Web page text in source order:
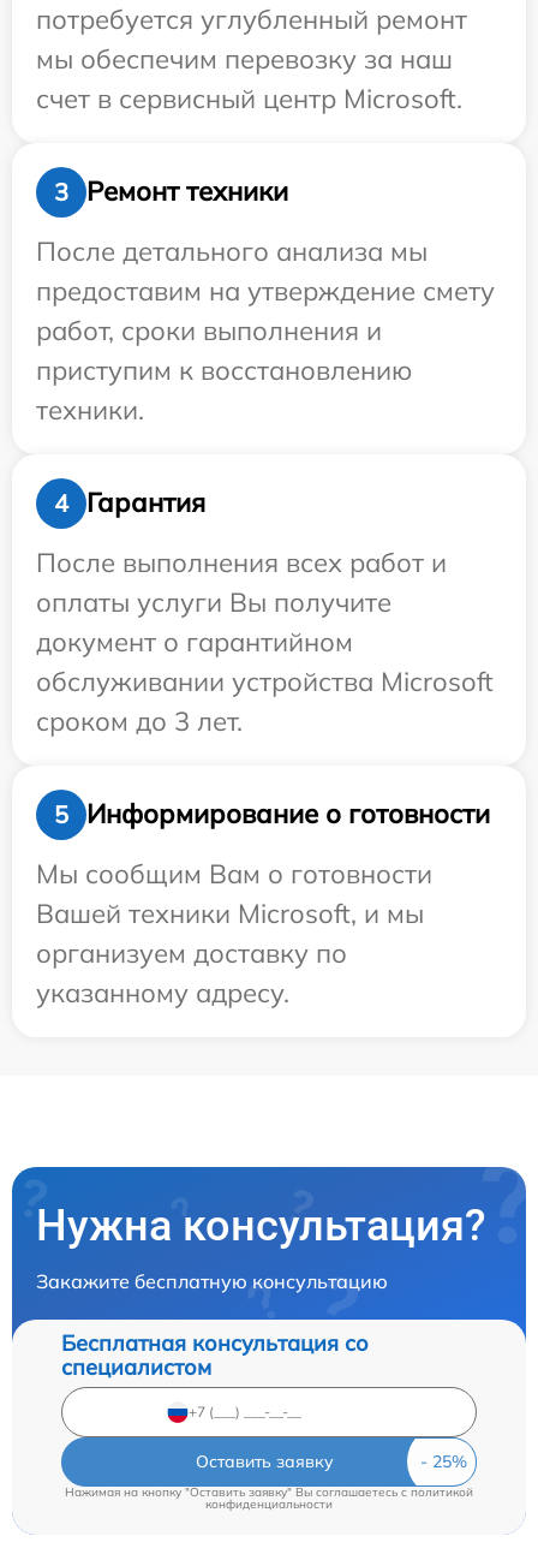
потребуется углубленный ремонт
мы обеспечим перевозку за наш
счет в сервисный центр Microsoft.
3
Ремонт техники
После детального анализа мы
предоставим на утверждение смету
работ, сроки выполнения и
приступим к восстановлению
техники.
4
Гарантия
После выполнения всех работ и
оплаты услуги Вы получите
документ о гарантийном
обслуживании устройства Microsoft
сроком до 3 лет.
5
Информирование о готовности
Мы сообщим Вам о готовности
Вашей техники Microsoft, и мы
организуем доставку по
указанному адресу.
Нужна консультация?
Закажите бесплатную консультацию
Бесплатная консультация со
специалистом
Оставить заявку
Нажимая на кнопку "Оставить заявку" Вы соглашаетесь cполитикой
конфиденциальности